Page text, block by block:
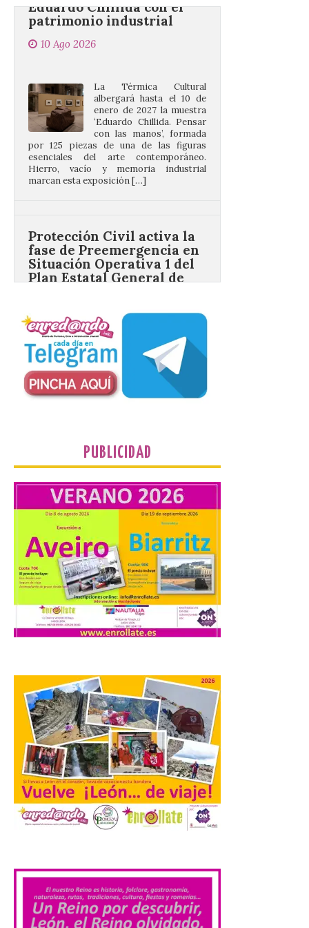
10 Ago 2026
‘Eduardo Chillida. Pensar
con las manos’, formada
por 125 piezas de una de las figuras
esenciales del arte contemporáneo.
Hierro, vacío y memoria industrial
marcan esta exposición […]
Situación Operativa 1 del
Plan Estatal General de
Emergencias ante los
riesgos potenciales
asociados al eclipse
El dispositivo se refuerza
días antes del eclipse
solar total del 12 de
agosto, que atravesará
España de oeste a este, y
comunidades autónomas ya han […]
El Ayuntamiento de
Segovia presenta “Música
para un eclipse”, un
concierto único con
motivo del eclipse de sol
10 Ago 2026
La cita, que se celebrará el
12 de agosto en el
músico segoviano Geni Uñón. Turismo de
Segovia lanza el Premio Internacional de
Fotografía del Eclipse “Segovia bajo […]
València prepara un
operativo especial de
limpieza en las playas y el
punto de observación para
el eclipse solar del día 12
El Ayuntamiento ha
coordinado este refuerzo
con el dispositivo de
seguridad, movilidad,
PUBLICIDAD